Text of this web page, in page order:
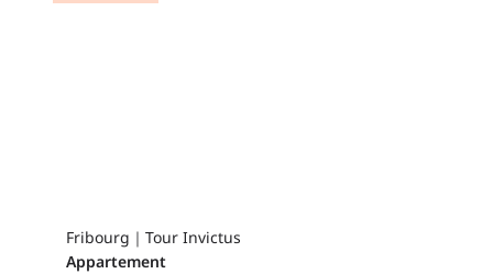
Fribourg｜Tour Invictus
Appartement